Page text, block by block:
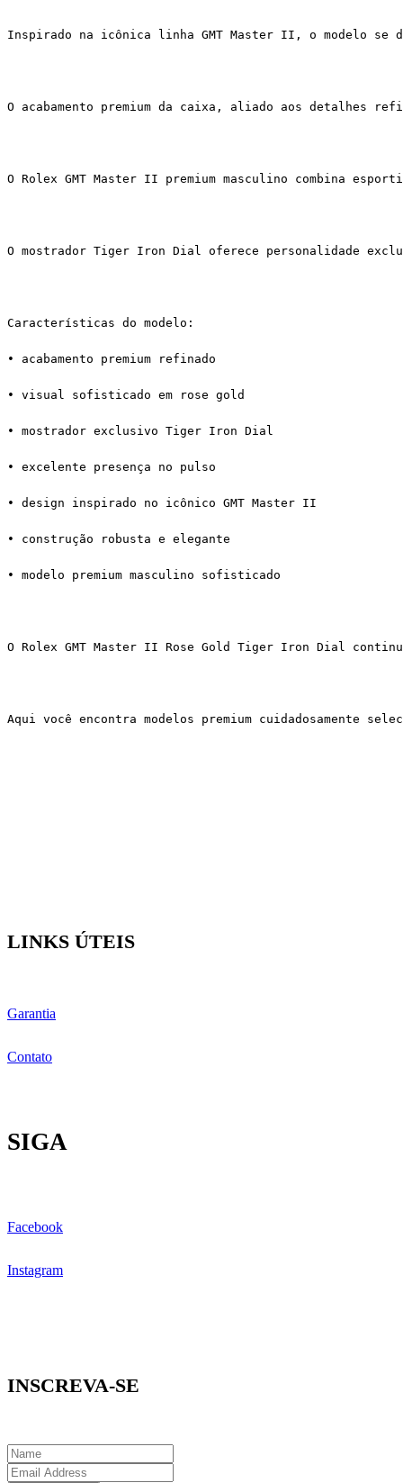
Inspirado na icônica linha GMT Master II, o modelo se
O acabamento premium da caixa, aliado aos detalhes
O Rolex GMT Master II premium masculino combina
O mostrador Tiger Iron Dial oferece personalidade
Características do modelo:
• acabamento premium refinado
• visual sofisticado em rose gold
• mostrador exclusivo Tiger Iron Dial
• excelente presença no pulso
• design inspirado no icônico GMT Master II
• construção robusta e elegante
• modelo premium masculino sofisticado
O Rolex GMT Master II Rose Gold Tiger Iron Dial
Aqui você encontra modelos premium cuidadosamente
LINKS ÚTEIS
Garantia
Contato
SIGA
Facebook
Instagram
INSCREVA-SE